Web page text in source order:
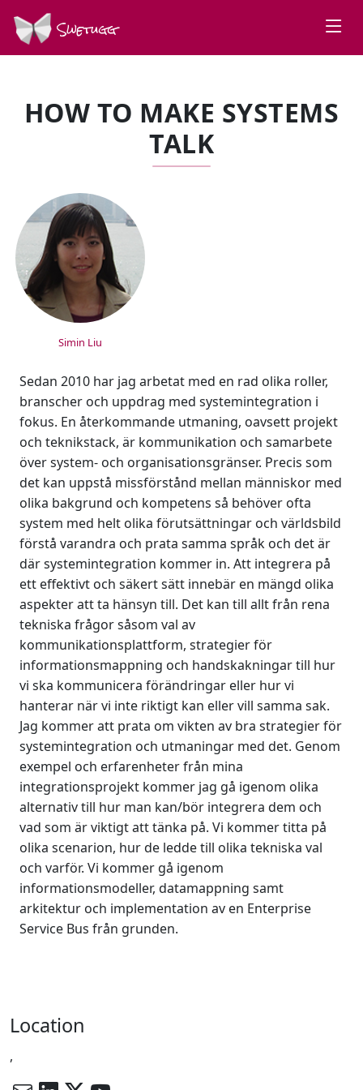
Swetugg
HOW TO MAKE SYSTEMS
TALK
SPEAKERS
Simin Liu
Sedan 2010 har jag arbetat med en rad olika roller,
branscher och uppdrag med systemintegration i
fokus. En återkommande utmaning, oavsett projekt
och teknikstack, är kommunikation och samarbete
över system- och organisationsgränser. Precis som
det kan uppstå missförstånd mellan människor med
olika bakgrund och kompetens så behöver ofta
system med helt olika förutsättningar och världsbild
förstå varandra och prata samma språk och det är
där systemintegration kommer in. Att integrera på
ett effektivt och säkert sätt innebär en mängd olika
aspekter att ta hänsyn till. Det kan till allt från rena
tekniska frågor såsom val av
kommunikationsplattform, strategier för
informationsmappning och handskakningar till hur
vi ska kommunicera förändringar eller hur vi
hanterar när vi inte riktigt kan eller vill samma sak.
Jag kommer att prata om vikten av bra strategier för
systemintegration och utmaningar med det. Genom
exempel och erfarenheter från mina
integrationsprojekt kommer jag gå igenom olika
alternativ till hur man kan/bör integrera dem och
vad som är viktigt att tänka på. Vi kommer titta på
olika scenarion, hur de ledde till olika tekniska val
och varför. Vi kommer gå igenom
informationsmodeller, datamappning samt
arkitektur och implementation av en Enterprise
Service Bus från grunden.
Location
,